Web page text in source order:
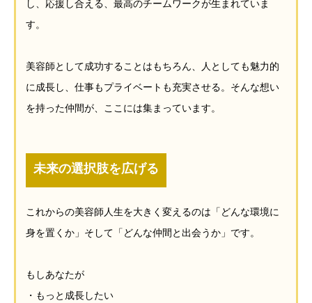
し、応援し合える、最高のチームワークが生まれていま
す。
美容師として成功することはもちろん、人としても魅力的
に成長し、仕事もプライベートも充実させる。そんな想い
を持った仲間が、ここには集まっています。
未来の選択肢を広げる
これからの美容師人生を大きく変えるのは「どんな環境に
身を置くか」そして「どんな仲間と出会うか」です。
もしあなたが
・もっと成長したい